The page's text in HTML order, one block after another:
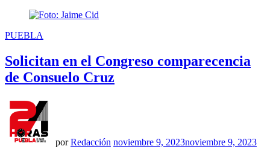
PUBLICADO
PUEBLA
Solicitan en el Congreso comparecencia
de Consuelo Cruz
por Redacción noviembre 9, 2023noviembre 9, 2023